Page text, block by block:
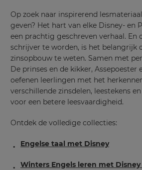
Op zoek naar inspirerend
geven? Het hart van elke Disney- en
een prachtig geschreven verhaal. En
schrijver te worden, is het belangrijk
zinsopbouw te weten. Samen met
De prinses en de kikker, Assepoester
oefenen leerlingen met het
verschillende zinsdelen, leestekens
voor een betere leesvaardigheid.
Ontdek de volledige collecties:
Engelse taal met Disney
Winters Engels leren met Disney